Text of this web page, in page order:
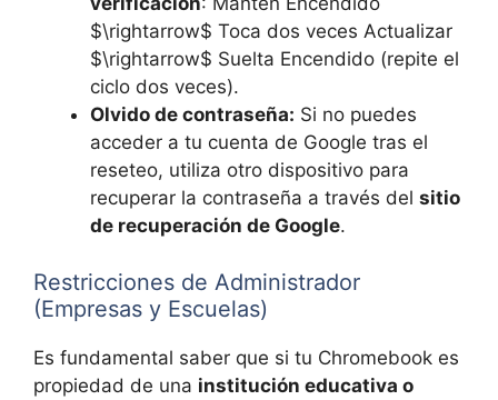
$\rightarrow$ Toca dos veces Actualizar
$\rightarrow$ Suelta Encendido (repite el
ciclo dos veces).
Olvido de contraseña: Si no puedes
acceder a tu cuenta de Google tras el
reseteo, utiliza otro dispositivo para
recuperar la contraseña a través del sitio
de recuperación de Google.
Restricciones de Administrador
(Empresas y Escuelas)
Es fundamental saber que si tu Chromebook es
propiedad de una institución educativa o